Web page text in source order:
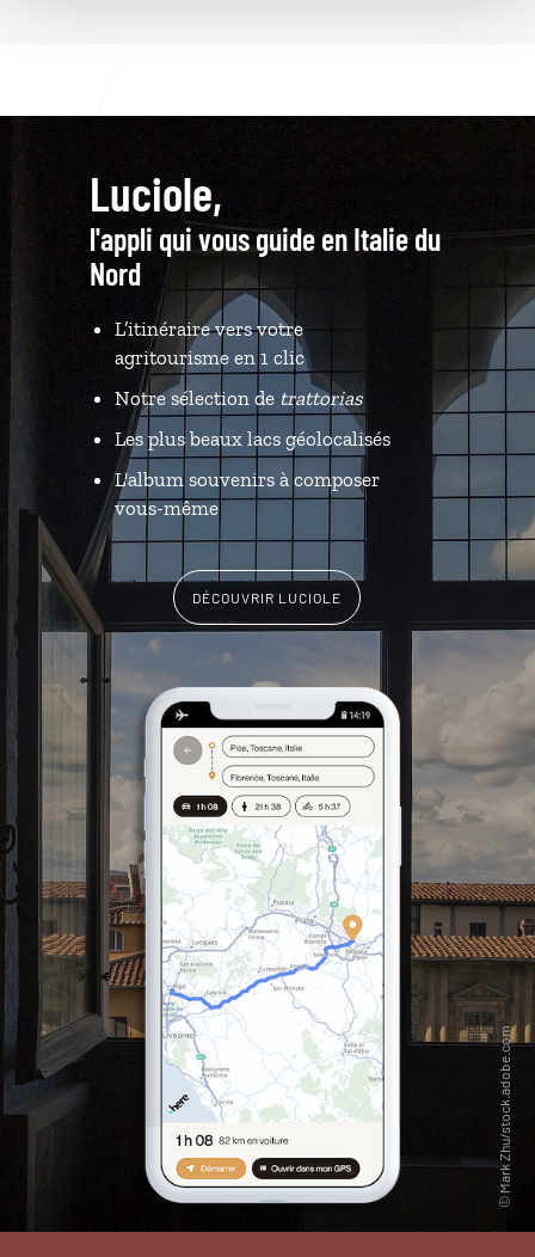
Luciole,
l'appli qui vous guide en Italie du
Nord
L’itinéraire vers votre
agritourisme en 1 clic
Notre sélection de trattorias
Les plus beaux lacs géolocalisés
L'album souvenirs à composer
vous-même
DÉCOUVRIR LUCIOLE